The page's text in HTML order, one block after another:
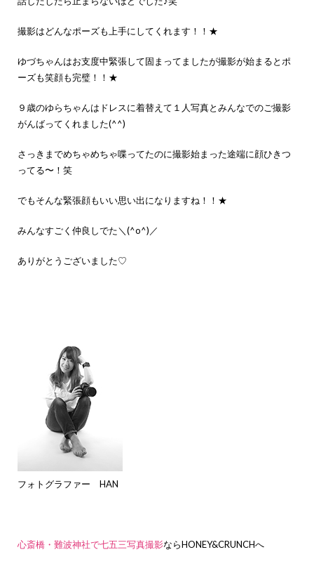
撮影はどんなポーズも上手にしてくれます！！★
ゆづちゃんはお支度中緊張して固まってましたが撮影が始まるとポ
ーズも笑顔も完璧！！★
９歳のゆらちゃんはドレスに着替えて１人写真とみんなでのご撮影
がんばってくれました(^^)
さっきまでめちゃめちゃ喋ってたのに撮影始まった途端に顔ひきつ
ってる〜！笑
でもそんな緊張顔もいい思い出になりますね！！★
みんなすごく仲良しでた＼(^o^)／
ありがとうございました♡
フォトグラファー HAN
心斎橋・難波神社で七五三写真撮影ならHONEY&CRUNCHへ